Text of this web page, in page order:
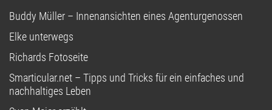
Buddy Müller – Innenansichten eines Agenturgenossen
Elke unterwegs
Richards Fotoseite
Smarticular.net – Tipps und Tricks für ein einfaches und
nachhaltiges Leben